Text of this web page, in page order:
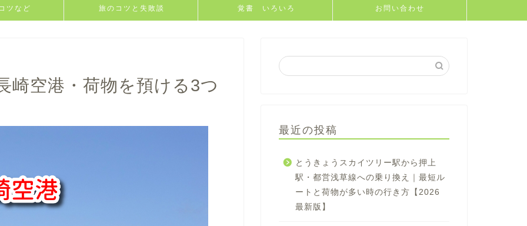
ツなど 旅のコツと失敗談 覚書 いろいろ お問い合わせ
崎空港・荷物を預ける3つ
最近の投稿
とうきょうスカイツリー駅から押上
駅・都営浅草線への乗り換え｜最短ル
ートと荷物が多い時の行き方【2026
最新版】